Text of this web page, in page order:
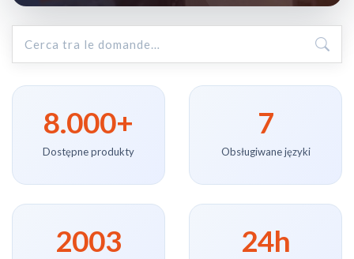
8.000+
Dostępne produkty
7
Obsługiwane języki
2003 24h